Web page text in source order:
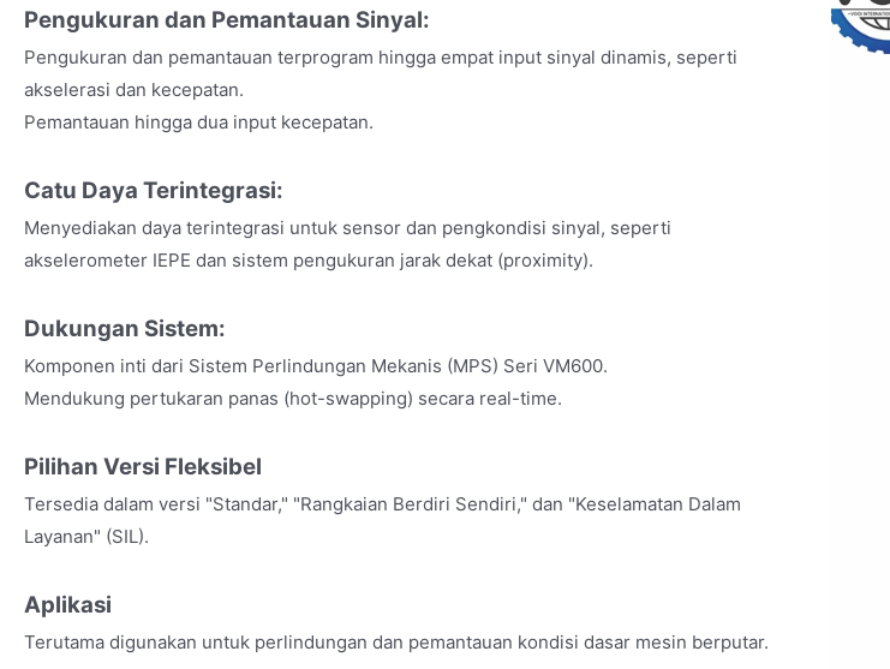
Pengukuran dan Pemantauan Sinyal:
Pengukuran dan pemantauan terprogram hingga empat input sinyal dinamis, seperti
akselerasi dan kecepatan.
Pemantauan hingga dua input kecepatan.
Catu Daya Terintegrasi:
Menyediakan daya terintegrasi untuk sensor dan pengkondisi sinyal, seperti
akselerometer IEPE dan sistem pengukuran jarak dekat (proximity).
Dukungan Sistem:
Komponen inti dari Sistem Perlindungan Mekanis (MPS) Seri VM600.
Mendukung pertukaran panas (hot-swapping) secara real-time.
Pilihan Versi Fleksibel
Tersedia dalam versi "Standar," "Rangkaian Berdiri Sendiri," dan "Keselamatan Dalam
Layanan" (SIL).
Aplikasi
Terutama digunakan untuk perlindungan dan pemantauan kondisi dasar mesin berputar.